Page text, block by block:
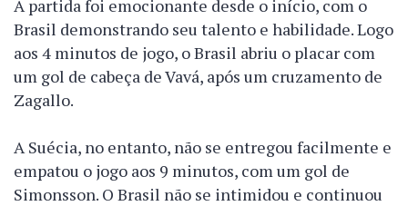
A partida foi emocionante desde o início, com o
Brasil demonstrando seu talento e habilidade. Logo
aos 4 minutos de jogo, o Brasil abriu o placar com
um gol de cabeça de Vavá, após um cruzamento de
Zagallo.
A Suécia, no entanto, não se entregou facilmente e
empatou o jogo aos 9 minutos, com um gol de
Simonsson. O Brasil não se intimidou e continuou